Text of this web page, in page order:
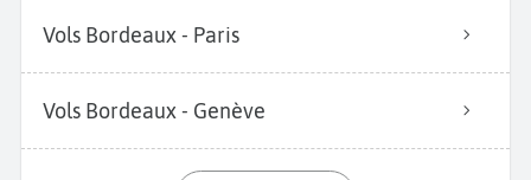
Vols Bordeaux - Paris
Vols Bordeaux - Genève